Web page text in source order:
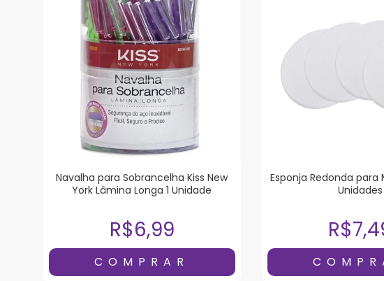
Navalha para Sobrancelha Kiss New
York Lâmina Longa 1 Unidade
R$6,99
Esponja Redonda
Unidades